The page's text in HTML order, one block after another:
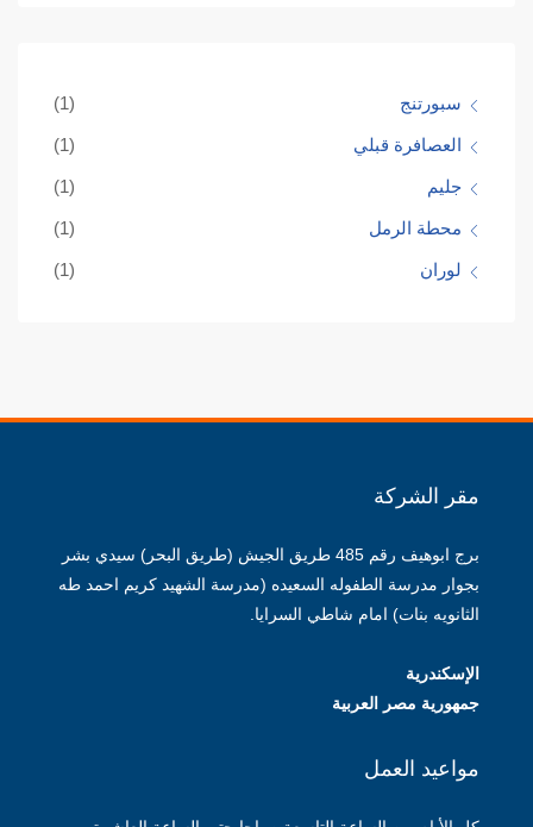
سبورتنج (1)
العصافرة قبلي (1)
جليم (1)
محطة الرمل (1)
لوران (1)
مقر الشركة
برج ابوهيف رقم 485 طريق الجيش (طريق البحر) سيدي بشر
بجوار مدرسة الطفوله السعيده (مدرسة الشهيد كريم احمد طه
الثانويه بنات) امام شاطي السرايا.
الإسكندرية
جمهورية مصر العربية
مواعيد العمل